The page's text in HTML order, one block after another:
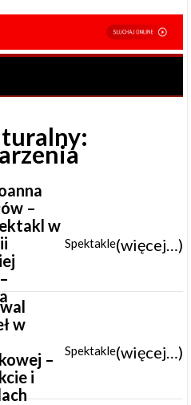
–
w
Spektakle(więcej…)
w
–
i
Spektakle(więcej…)